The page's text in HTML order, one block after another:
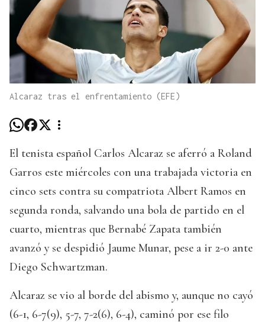
Alcaraz tras el enfrentamiento (EFE)
El tenista español Carlos Alcaraz se aferró a Roland
Garros este miércoles con una trabajada victoria en
cinco sets contra su compatriota Albert Ramos en
segunda ronda, salvando una bola de partido en el
cuarto, mientras que Bernabé Zapata también
avanzó y se despidió Jaume Munar, pese a ir 2-0 ante
Diego Schwartzman.
Alcaraz se vio al borde del abismo y, aunque no cayó
(6-1, 6-7(9), 5-7, 7-2(6), 6-4), caminó por ese filo